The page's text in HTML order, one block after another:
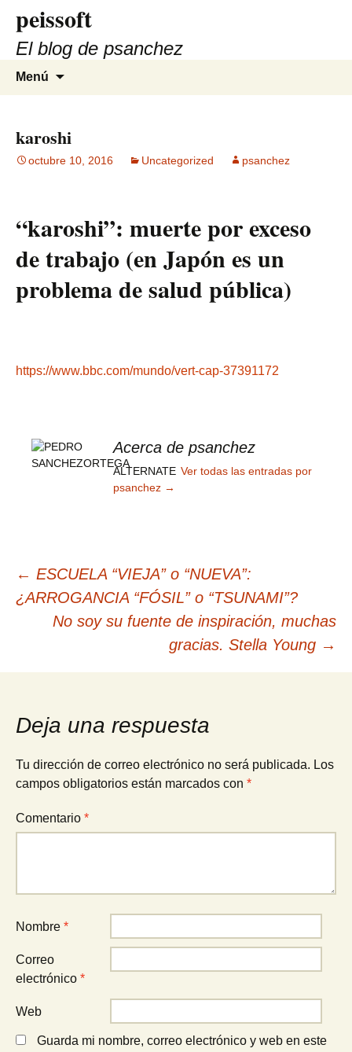
contenido
peissoft
El blog de psanchez
Menú
karoshi
octubre 10, 2016 Uncategorized psanchez
“karoshi”: muerte por exceso
de trabajo (en Japón es un
problema de salud pública)
https://www.bbc.com/mundo/vert-cap-37391172
Acerca de psanchez
ALTERNATE Ver todas las entradas por
psanchez →
Navegación
entradas
← ESCUELA “VIEJA” o “NUEVA”:
¿ARROGANCIA “FÓSIL” o “TSUNAMI”?
No soy su fuente de inspiración, muchas
gracias. Stella Young →
Deja una respuesta
Tu dirección de correo electrónico no será publicada. Los
campos obligatorios están marcados con *
Comentario *
Nombre *
Correo
electrónico *
Web
Guarda mi nombre, correo electrónico y web en este